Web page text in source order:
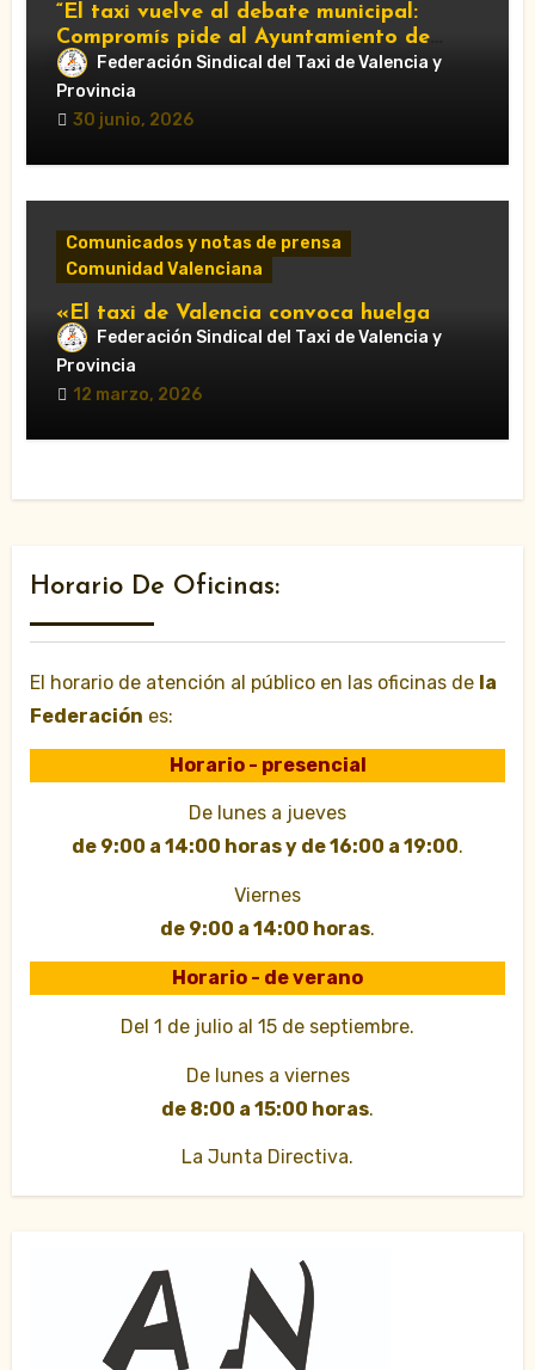
“El taxi vuelve al debate municipal:
Compromís pide al Ayuntamiento de
València que respalde al sector y
reclame cambios en la regulación de las
VTC.”
Federación Sindical del Taxi de Valencia y
Provincia
30 junio, 2026
Comunicados y notas de prensa
Comunidad Valenciana
«El taxi de Valencia convoca huelga
“japonesa” los días 14 y 18 de marzo
durante las Fallas»
Federación Sindical del Taxi de Valencia y
Provincia
12 marzo, 2026
Horario De Oficinas:
El horario de atención al público en las oficinas de la
Federación es:
Horario - presencial
De lunes a jueves
de 9:00 a 14:00 horas y de 16:00 a 19:00.
Viernes
de 9:00 a 14:00 horas.
Horario - de verano
Del 1 de julio al 15 de septiembre.
De lunes a viernes
de 8:00 a 15:00 horas.
La Junta Directiva.